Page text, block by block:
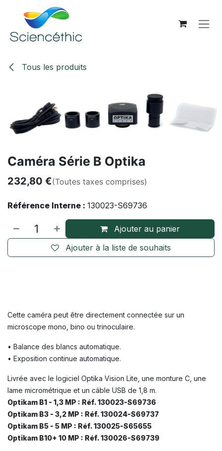
Se rendre au contenu
Tous les produits
Caméra Série B Optika
232,80 €(Toutes taxes comprises)
Référence Interne : 130023-S69736
Ajouter au panier
Ajouter à la liste de souhaits
Cette caméra peut être directement connectée sur un
microscope mono, bino ou trinoculaire.
• Balance des blancs automatique.
• Exposition continue automatique.
Livrée avec le logiciel Optika Vision Lite, une monture C, une
lame micrométrique et un câble USB de 1,8 m.
Optikam B1 - 1,3 MP : Réf. 130023-S69736
Optikam B3 - 3,2 MP : Réf. 130024-S69737
Optikam B5 - 5 MP : Réf. 130025-S65655
Optikam B10+ 10 MP : Réf. 130026-S69739